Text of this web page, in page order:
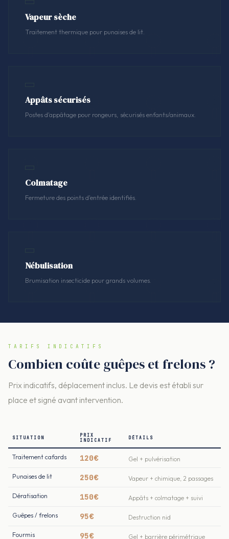
Vapeur sèche
Traitement thermique pour punaises de lit.
Appâts sécurisés
Postes d'appâtage pour rongeurs, sécurisés enfants/animaux.
Colmatage
Fermeture des points d'entrée identifiés.
Nébulisation
Brumisation insecticide pour grands volumes.
TARIFS INDICATIFS
Combien coûte guêpes et frelons ?
Prix indicatifs, déplacement inclus. Le devis est établi sur
place et signé avant intervention.
SITUATION
PRIX
INDICATIF
DÉTAILS
Traitement cafards 120€ Gel + pulvérisation
Punaises de lit 250€ Vapeur + chimique, 2 passages
Dératisation 150€ Appâts + colmatage + suivi
Guêpes / frelons 95€ Destruction nid
Fourmis 95€ Gel + barrière périmétrique